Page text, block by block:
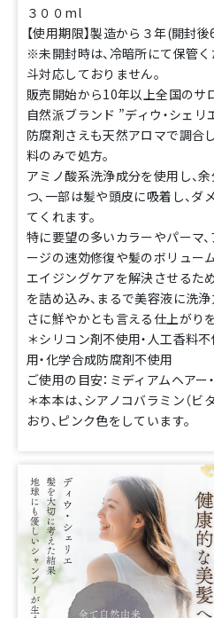
３００ml
【使用期限】製造から３年(開封
※未開封時は、冷暗所にて保管く
斗対応しておりません。
販売開始から10年以上全国のサ
自然派ブランド ”ディウ・シェリ
防腐剤さえも天然アロマで調合
料のみで処方。
アミノ酸系洗浄成分を使用し、
つ、一部は髪や頭皮に吸着し、
てくれます。
特に要望の多いカラーやパーマ
ージの速効修復や髪のボリュー
エイジングケアを解決させるた
を詰め込み、まるで美容液に洗
さに鮮やかとも言える仕上がり
＊シリコン剤不使用・人工香料
用・化学合成防腐剤不使用
ご使用の目安：ミディアムヘアー
＊本本は、シアノコバラミン（ビ
おり、ピンク色をしています。